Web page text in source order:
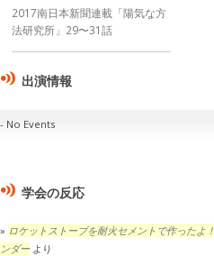
2017南日本新聞連載「陽気な方
法研究所」29〜31話
出演情報
No Events
学会の反応
ロケットストーブを耐火セメントで作ったよ！
ンダーより